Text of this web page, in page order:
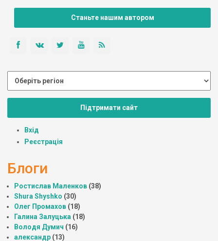
Станьте нашим автором
Підтримати сайт
Вхід
Реєстрація
Блоги
Ростислав Маленков (38)
Shura Shyshko (30)
Олег Промахов (18)
Галина Залуцька (18)
Володя Думич (16)
александр (13)